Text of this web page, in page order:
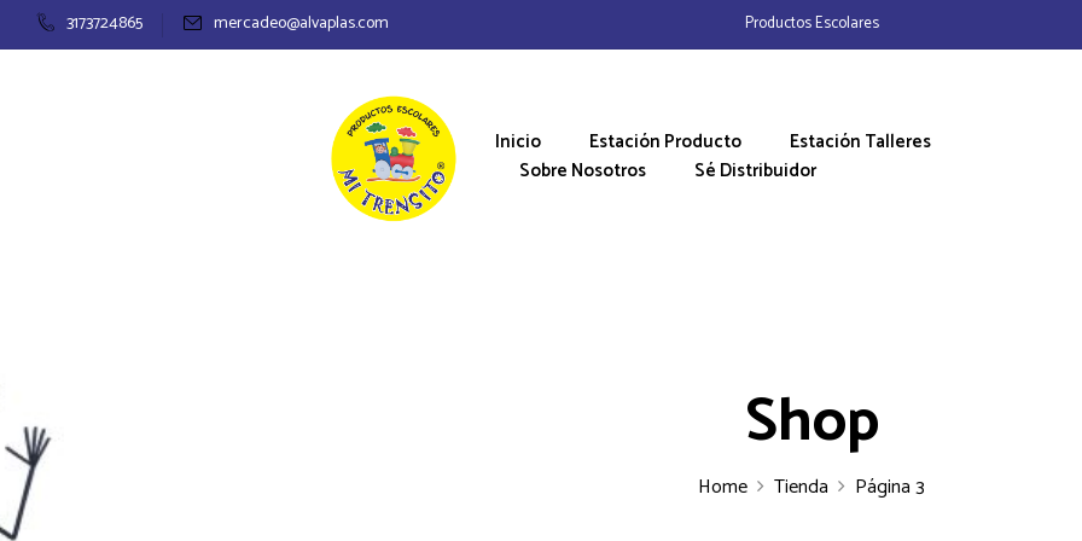
3173724865 mercadeo@alvaplas.com Productos Escolares
Inicio Estación Producto
Estación Talleres
Sobre Nosotros
Sé Distribuidor
Shop
Home Tienda Página 3